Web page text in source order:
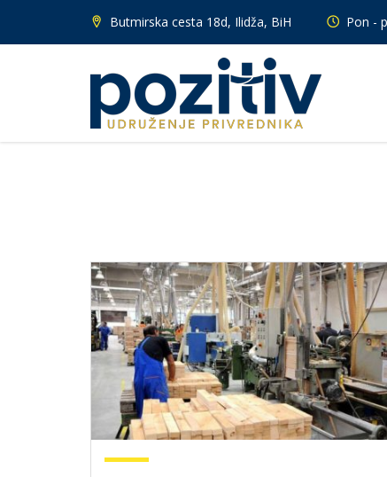
Butmirska cesta 18d, Ilidža, BiH Pon -